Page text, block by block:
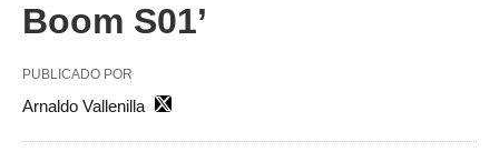
Boom S01’
PUBLICADO POR
Arnaldo Vallenilla